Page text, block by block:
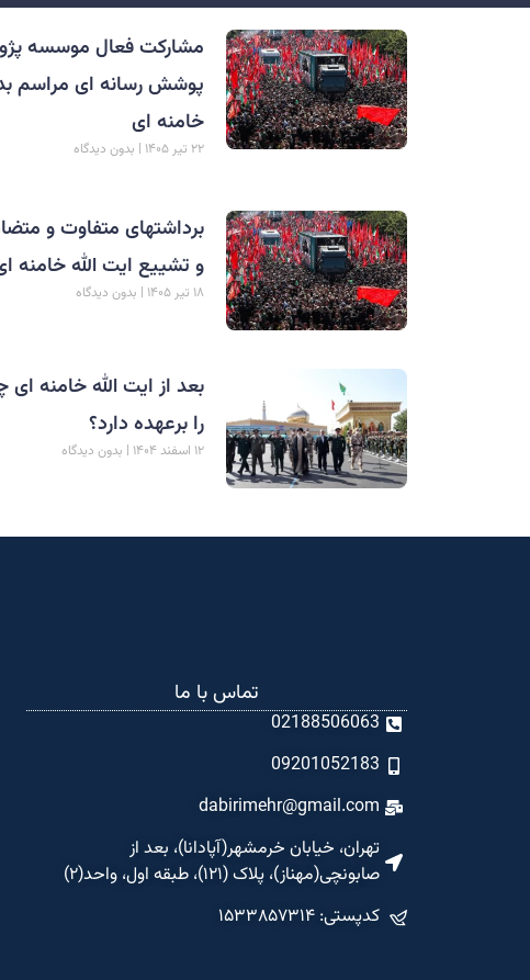
مشارکت فعال موسسه
پوشش رسانه ای مراسم
خامنه ای
۲۲ تیر ۱۴۰۵ بدون دیدگاه
برداشتهای متفاوت و
و تشییع ایت الله خامنه
۱۸ تیر ۱۴۰۵ بدون دیدگاه
بعد از ایت الله خامنه
را برعهده دارد؟
۱۲ اسفند ۱۴۰۴ بدون دیدگاه
تماس با ما
02188506063
09201052183
dabirimehr@gmail.com
تهران، خیابان خرمشهر(آپادانا)، بعد از
صابونچی(مهناز)، پلاک (۱۲۱)، طبقه اول، واحد(۲)
کدپستی: ۱۵۳۳۸۵۷۳۱۴